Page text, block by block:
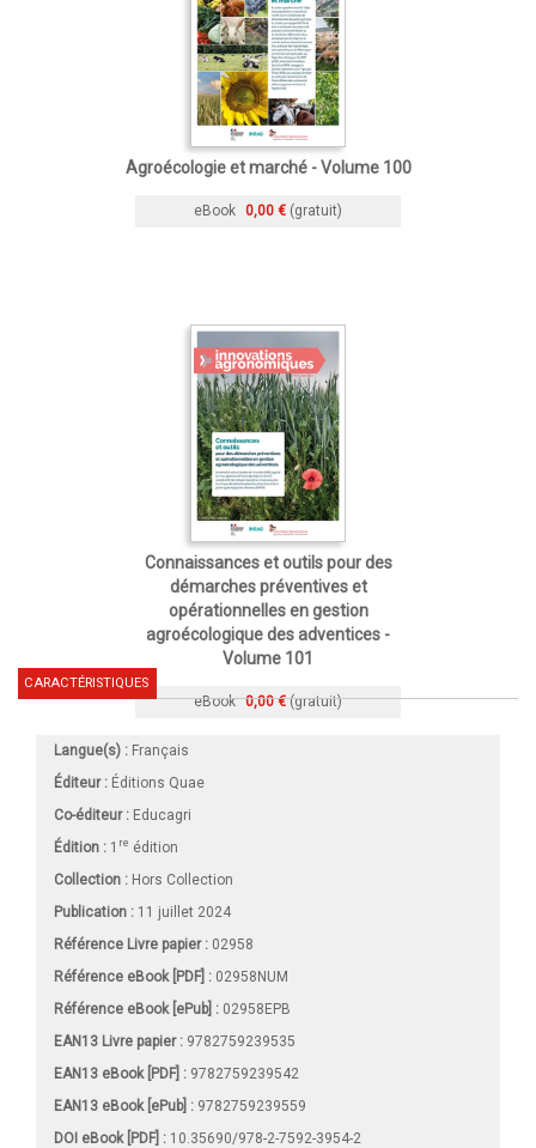
Agroécologie et marché - Volume 100
eBook 0,00 € (gratuit)
Connaissances et outils pour des
démarches préventives et
opérationnelles en gestion
agroécologique des adventices -
Volume 101
eBook 0,00 €(gratuit)
CARACTÉRISTIQUES
Langue(s) : Français
Éditeur : Éditions Quae
Co-éditeur : Educagri
Édition : 1 re édition
Collection : Hors Collection
Publication : 11 juillet 2024
Référence Livre papier : 02958
Référence eBook [PDF] : 02958NUM
Référence eBook [ePub] : 02958EPB
EAN13 Livre papier : 9782759239535
EAN13 eBook [PDF] : 9782759239542
EAN13 eBook [ePub] : 9782759239559
DOI eBook [PDF] : 10.35690/978-2-7592-3954-2